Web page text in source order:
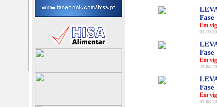
Fase
Em
01-10-
Fase
Em
23-08-
Fase
Em
01-08-